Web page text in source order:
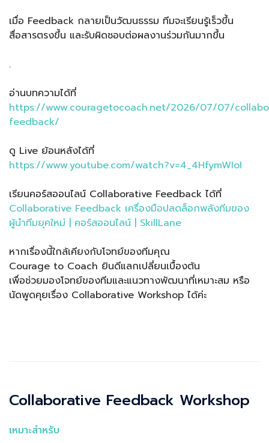
เมื่อ Feedback กลายเป็นวัฒนธรรม ทีมจะเรียนรู้เร็วขึ้น
สื่อสารตรงขึ้น และรับผิดชอบต่อผลงานร่วมกันมากขึ้น
.
อ่านบทความได้ที่
https://www.couragetocoach.net/2026/07/07/
feedback/
ดู Live ย้อนหลังได้ที่
https://www.youtube.com/watch?v=4_4HfymWIoI
เรียนคอร์สออนไลน์ Collaborative Feedback ได้ที่
Collaborative Feedback เครื่องมือปลดล็อกพลังทีมของ
ผู้นำทีมยุคใหม่ | คอร์สออนไลน์ | SkillLane
หากเรื่องนี้ใกล้เคียงกับโจทย์ของทีมคุณ
Courage to Coach ยินดีแลกเปลี่ยนเบื้องต้น
เพื่อช่วยมองโจทย์ของทีมและแนวทางพัฒนาที่เหมาะสม หรือ
นัดพูดคุยเรื่อง Collaborative Workshop ได้ค่ะ
Collaborative Feedback Workshop
เหมาะสำหรับ